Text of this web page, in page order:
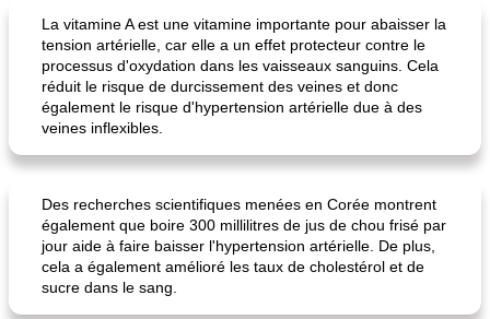
frittata au poulet
La vitamine A est une vitamine importante pour abaisser la
tension artérielle, car elle a un effet protecteur contre le
processus d'oxydation dans les vaisseaux sanguins. Cela
réduit le risque de durcissement des veines et donc
également le risque d'hypertension artérielle due à des
veines inflexibles.
Des recherches scientifiques menées en Corée montrent
également que boire 300 millilitres de jus de chou frisé par
jour aide à faire baisser l'hypertension artérielle. De plus,
cela a également amélioré les taux de cholestérol et de
sucre dans le sang.